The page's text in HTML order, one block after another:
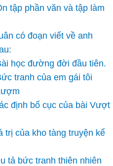
tập phần văn và tập làm
có đoạn viết về anh
học đường đời đầu tiên.
tranh của em gái tôi
định bố cục của bài Vượt
trị của kho tàng truyện kể
tả bức tranh thiên nhiên